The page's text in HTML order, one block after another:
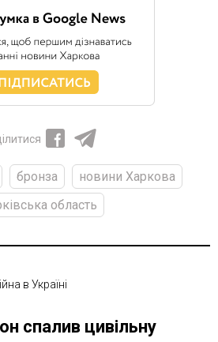
бронза
новини Харкова
область
в Україні
спалив цивільну